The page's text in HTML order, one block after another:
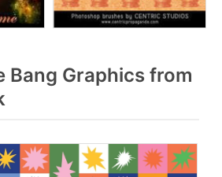
Bang Graphics from